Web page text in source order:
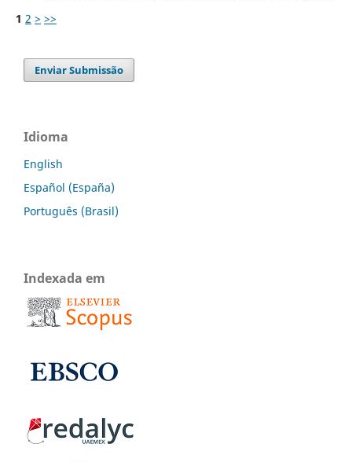
1 2 > >>
Enviar Submissão
Idioma
English
Español (España)
Português (Brasil)
Indexada em